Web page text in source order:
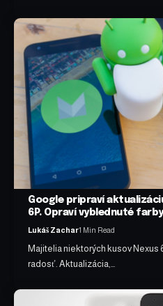
Google pripraví
6P. Opraví vyblednuté
Lukáš Zachar1 Min Read
Majitelia niektorých kusov Nexus
radosť. Aktualizácia,…